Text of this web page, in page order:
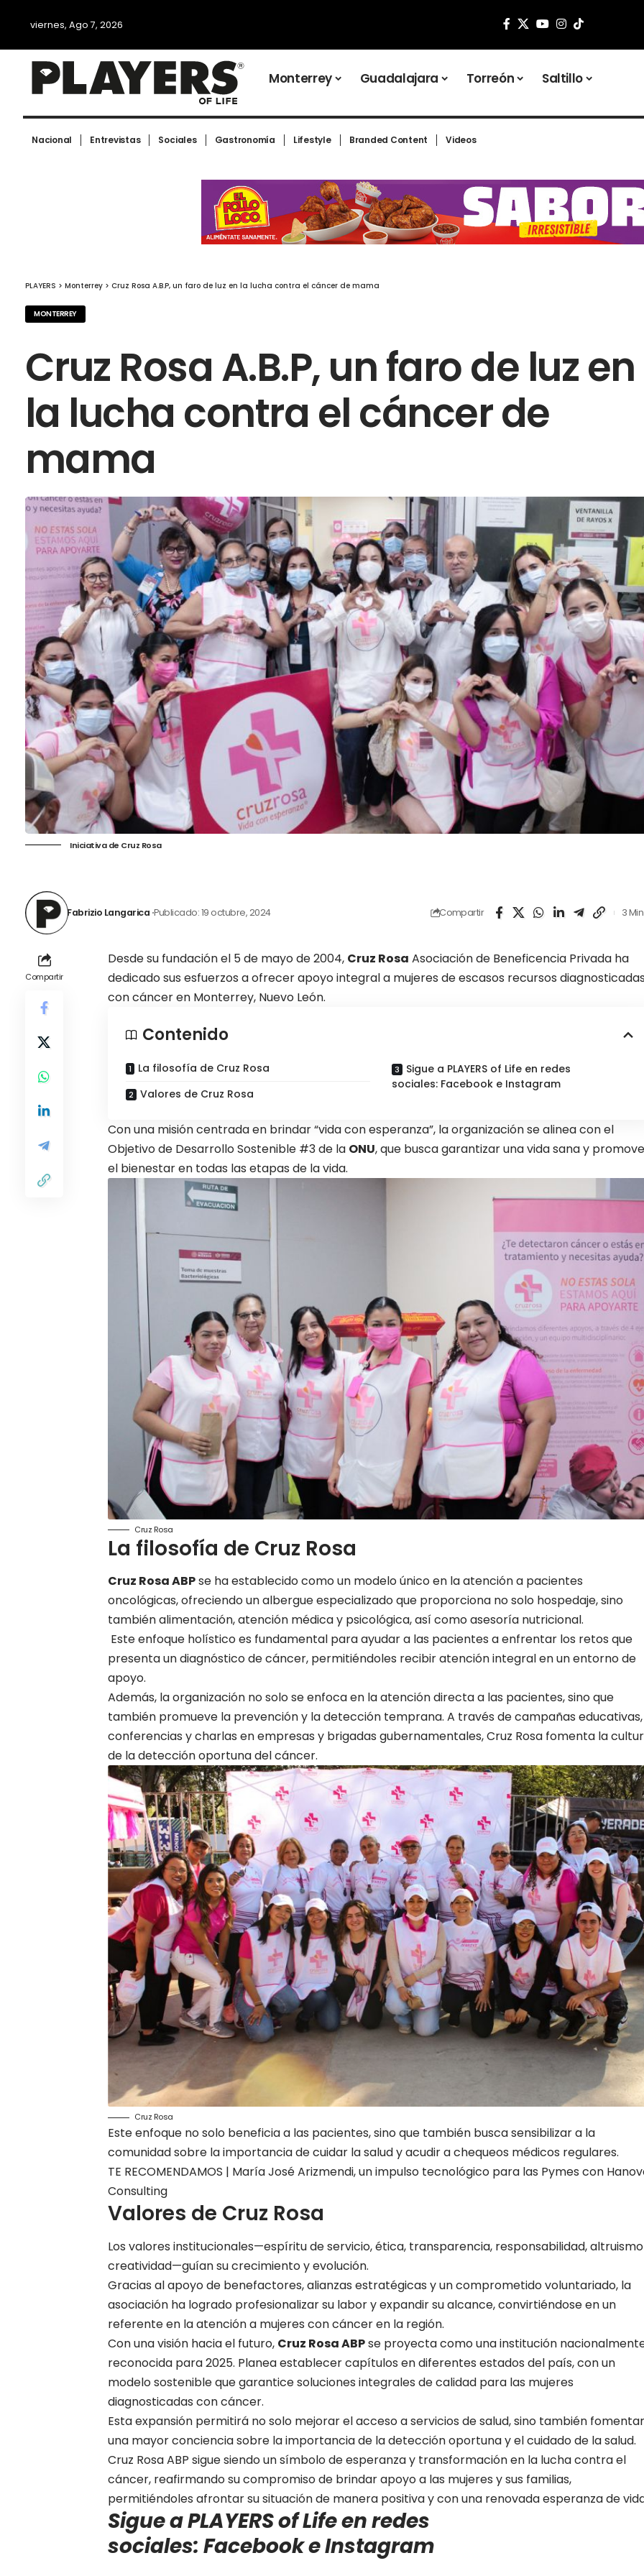
viernes, Ago 7, 2026
Monterrey Guadalajara Torreón Saltillo
Nacional Entrevistas Sociales Gastronomía Lifestyle Branded Content Videos
PLAYERS > Monterrey > Cruz Rosa A.B.P, un faro de luz en la lucha contra el cáncer de mama
MONTERREY
Cruz Rosa A.B.P, un faro de luz en
la lucha contra el cáncer de
mama
Iniciativa de Cruz Rosa
Fabrizio Langarica Publicado: 19 octubre, 2024 Compartir 3
Compartir
Desde su fundación el 5 de mayo de 2004, Cruz Rosa Asociación de Beneficencia Privada ha
dedicado sus esfuerzos a ofrecer apoyo integral a mujeres de escasos recursos
con cáncer en Monterrey, Nuevo León.
Contenido
La filosofía de Cruz Rosa
Valores de Cruz Rosa
Sigue a PLAYERS of Life en redes
sociales: Facebook e Instagram
Con una misión centrada en brindar “vida con esperanza”, la organización se alinea con el
Objetivo de Desarrollo Sostenible #3 de la ONU, que busca garantizar una vida sana y
el bienestar en todas las etapas de la vida.
Cruz Rosa
La filosofía de Cruz Rosa
Cruz Rosa ABPse ha establecido como un modelo único en la atención a pacientes
oncológicas, ofreciendo un albergue especializado que proporciona no solo hospedaje, sino
también alimentación, atención médica y psicológica, así como asesoría nutricional.
Este enfoque holístico es fundamental para ayudar a las pacientes a enfrentar los retos que
presenta un diagnóstico de cáncer, permitiéndoles recibir atención integral en un entorno de
apoyo.
Además, la organización no solo se enfoca en la atención directa a las pacientes, sino que
también promueve la prevención y la detección temprana. A través de campañas educativas,
conferencias y charlas en empresas y brigadas gubernamentales, Cruz Rosa fomenta la
de la detección oportuna del cáncer.
Cruz Rosa
Este enfoque no solo beneficia a las pacientes, sino que también busca sensibilizar a la
comunidad sobre la importancia de cuidar la salud y acudir a chequeos médicos regulares.
TE RECOMENDAMOS | María José Arizmendi, un impulso tecnológico para las Pymes con
Consulting
Valores de Cruz Rosa
Los valores institucionales—espíritu de servicio, ética, transparencia, responsabilidad,
creatividad—guían su crecimiento y evolución.
Gracias al apoyo de benefactores, alianzas estratégicas y un comprometido voluntariado, la
asociación ha logrado profesionalizar su labor y expandir su alcance, convirtiéndose en un
referente en la atención a mujeres con cáncer en la región.
Con una visión hacia el futuro, Cruz Rosa ABPse proyecta como una institución
reconocida para 2025. Planea establecer capítulos en diferentes estados del país, con un
modelo sostenible que garantice soluciones integrales de calidad para las mujeres
diagnosticadas con cáncer.
Esta expansión permitirá no solo mejorar el acceso a servicios de salud, sino también fomentar
una mayor conciencia sobre la importancia de la detección oportuna y el cuidado de la salud.
Cruz Rosa ABP sigue siendo un símbolo de esperanza y transformación en la lucha contra el
cáncer, reafirmando su compromiso de brindar apoyo a las mujeres y sus familias,
permitiéndoles afrontar su situación de manera positiva y con una renovada esperanza de
Sigue a PLAYERS of Life en redes
sociales: FacebookeInstagram